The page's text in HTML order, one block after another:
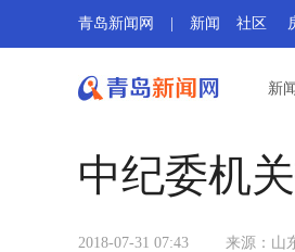
青岛新闻网 新闻 社区
新
中纪委机
2018-07-31 07:43 来源： 山